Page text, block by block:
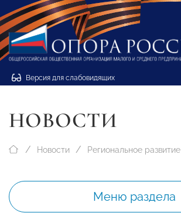
Версия для слабовидящих
НОВОСТИ
Новости Региональное развитие
Меню раздела